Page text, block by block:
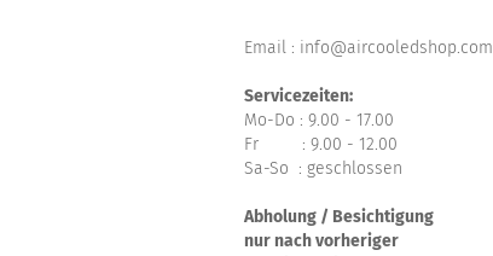
Email : info@aircooledshop.com
Servicezeiten:
Mo-Do : 9.00 - 17.00
Fr : 9.00 - 12.00
Sa-So : geschlossen
Abholung / Besichtigung
nur nach vorheriger